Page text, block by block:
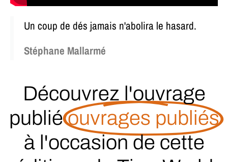
Un coup de dés jamais n'abolira le hasard.
Stéphane Mallarmé
Découvrez l'ouvrage
publié ouvrages publiés
à l'occasion de cette